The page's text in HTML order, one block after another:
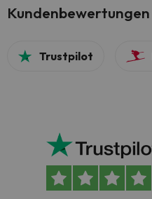
Kundenbewertungen
Trustpilot